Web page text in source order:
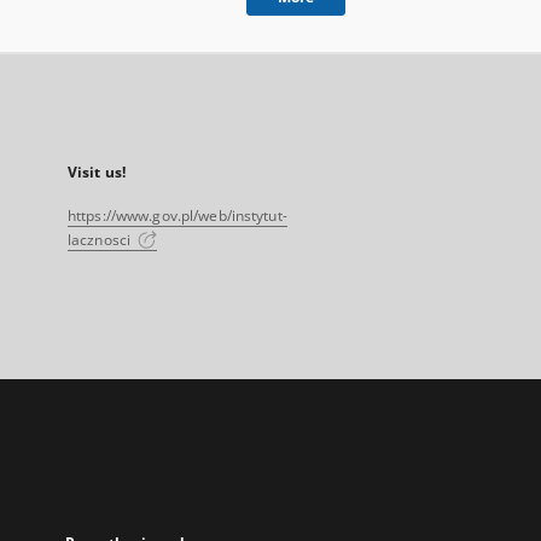
Visit us!
https://www.gov.pl/web/instytut-
lacznosci